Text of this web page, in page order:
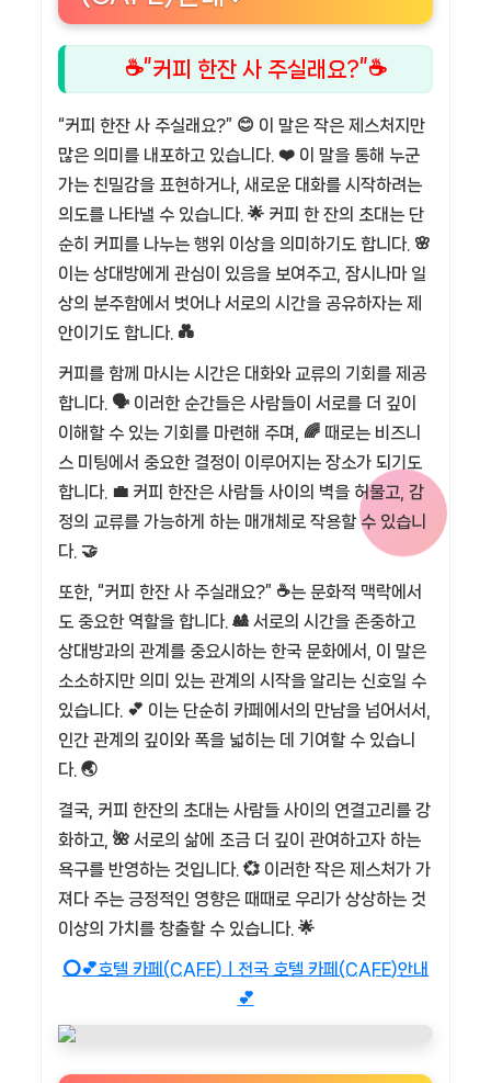
☕”커피 한잔 사 주실래요?”☕
“커피 한잔 사 주실래요?” 😊 이 말은 작은 제스처지만
많은 의미를 내포하고 있습니다. ❤️ 이 말을 통해 누군
가는 친밀감을 표현하거나, 새로운 대화를 시작하려는
의도를 나타낼 수 있습니다. 🌟 커피 한 잔의 초대는 단
순히 커피를 나누는 행위 이상을 의미하기도 합니다. 🌸
이는 상대방에게 관심이 있음을 보여주고, 잠시나마 일
상의 분주함에서 벗어나 서로의 시간을 공유하자는 제
안이기도 합니다. 💑
커피를 함께 마시는 시간은 대화와 교류의 기회를 제공
합니다. 🗣️ 이러한 순간들은 사람들이 서로를 더 깊이
이해할 수 있는 기회를 마련해 주며, 🌈 때로는 비즈니
스 미팅에서 중요한 결정이 이루어지는 장소가 되기도
합니다. 💼 커피 한잔은 사람들 사이의 벽을 허물고, 감
정의 교류를 가능하게 하는 매개체로 작용할 수 있습니
다. 🤝
또한, “커피 한잔 사 주실래요?” ☕는 문화적 맥락에서
도 중요한 역할을 합니다. 🎎 서로의 시간을 존중하고
상대방과의 관계를 중요시하는 한국 문화에서, 이 말은
소소하지만 의미 있는 관계의 시작을 알리는 신호일 수
있습니다. 💕 이는 단순히 카페에서의 만남을 넘어서서,
인간 관계의 깊이와 폭을 넓히는 데 기여할 수 있습니
다. 🌏
결국, 커피 한잔의 초대는 사람들 사이의 연결고리를 강
화하고, 🌺 서로의 삶에 조금 더 깊이 관여하고자 하는
욕구를 반영하는 것입니다. 💞 이러한 작은 제스처가 가
져다 주는 긍정적인 영향은 때때로 우리가 상상하는 것
이상의 가치를 창출할 수 있습니다. 🌟
⭕💕호텔 카페(CAFE)ㅣ전국 호텔 카페(CAFE)안내
💕